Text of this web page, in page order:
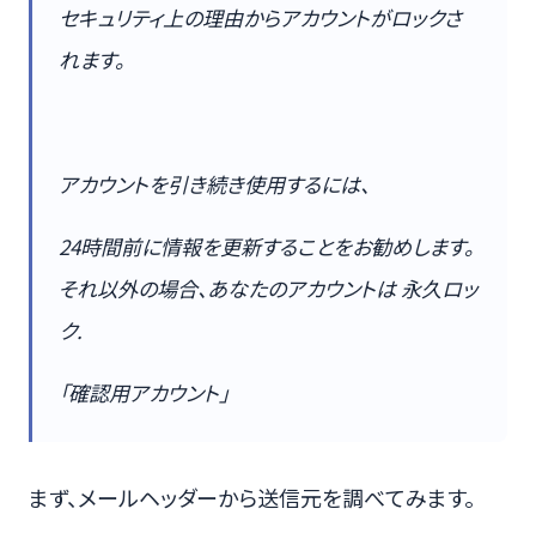
セキュリティ上の理由からアカウントがロックさ
れます。
アカウントを引き続き使用するには、
24時間前に情報を更新することをお勧めします。
それ以外の場合、あなたのアカウントは 永久ロッ
ク.
「確認用アカウント」
まず、メールヘッダーから送信元を調べてみます。